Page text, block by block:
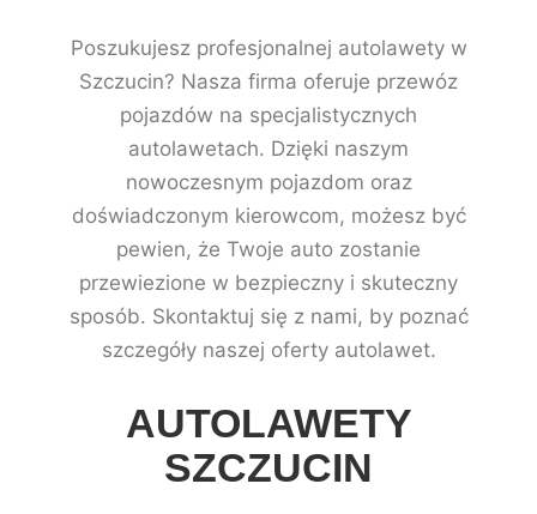
Poszukujesz profesjonalnej autolawety w
Szczucin? Nasza firma oferuje przewóz
pojazdów na specjalistycznych
autolawetach. Dzięki naszym
nowoczesnym pojazdom oraz
doświadczonym kierowcom, możesz być
pewien, że Twoje auto zostanie
przewiezione w bezpieczny i skuteczny
sposób. Skontaktuj się z nami, by poznać
szczegóły naszej oferty autolawet.
AUTOLAWETY
SZCZUCIN